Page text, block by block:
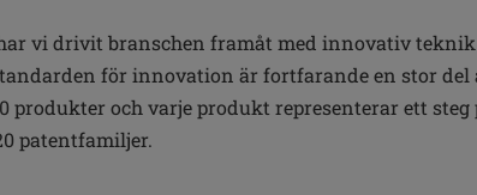
vi drivit branschen framåt med innovativ
för innovation är fortfarande en stor del
och varje produkt representerar ett steg
patentfamiljer.